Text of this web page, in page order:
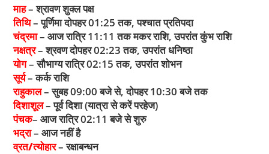
माह– श्रावण शुक्ल पक्ष
तिथि– पूर्णिमा दोपहर 01:25 तक, पश्चात प्रतिपदा
चंद्रमा– आज रात्रि 11:11 तक मकर राशि, उपरांत कुंभ राशि
नक्षत्र– श्रवण दोपहर 02:23 तक, उपरांत धनिष्ठा
योग– सौभाग्य रात्रि 02:15 तक, उपरांत शोभन
सूर्य– कर्क राशि
राहुकाल– सुबह 09:00 बजे से, दोपहर 10:30 बजे तक
दिशाशूल– पूर्व दिशा (यात्रा से करें परहेज)
पंचक– आज रात्रि 02:11 बजे से शुरु
भद्रा– आज नहीं है
व्रत/त्योहार– रक्षाबन्धन